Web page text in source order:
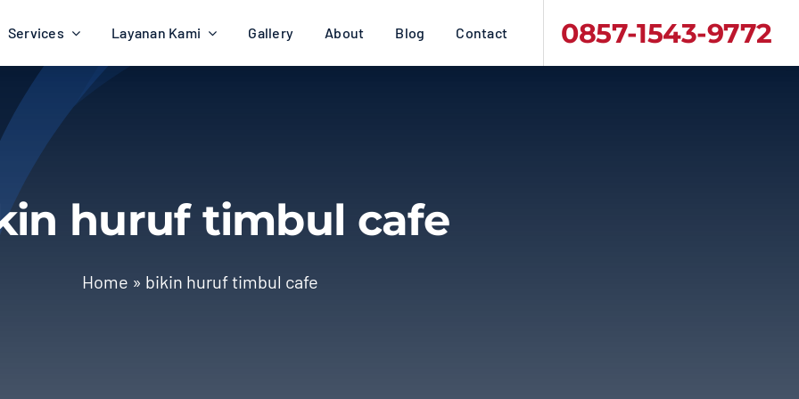
Services Layanan Kami Gallery About Blog Contact 0857-1543-9772
huruf timbul cafe
Home » bikin huruf timbul cafe